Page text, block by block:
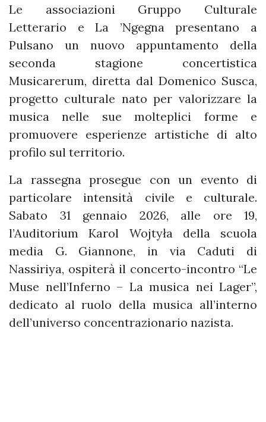
Le associazioni Gruppo Culturale
Letterario e La ’Ngegna presentano a
Pulsano un nuovo appuntamento della
seconda stagione concertistica
Musicarerum, diretta dal Domenico Susca,
progetto culturale nato per valorizzare la
musica nelle sue molteplici forme e
promuovere esperienze artistiche di alto
profilo sul territorio.
La rassegna prosegue con un evento di
particolare intensità civile e culturale.
Sabato 31 gennaio 2026, alle ore 19,
l’Auditorium Karol Wojtyła della scuola
media G. Giannone, in via Caduti di
Nassiriya, ospiterà il concerto-incontro “Le
Muse nell’Inferno – La musica nei Lager”,
dedicato al ruolo della musica all’interno
dell’universo concentrazionario nazista.